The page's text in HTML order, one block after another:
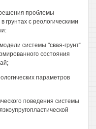
проблемы
грунтах с реологическими
системы "свая-грунт"
состояния
параметров
поведения системы